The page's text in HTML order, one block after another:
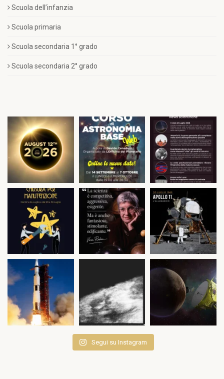
Scuola dell’infanzia
Scuola primaria
Scuola secondaria 1° grado
Scuola secondaria 2° grado
Segui su Instagram